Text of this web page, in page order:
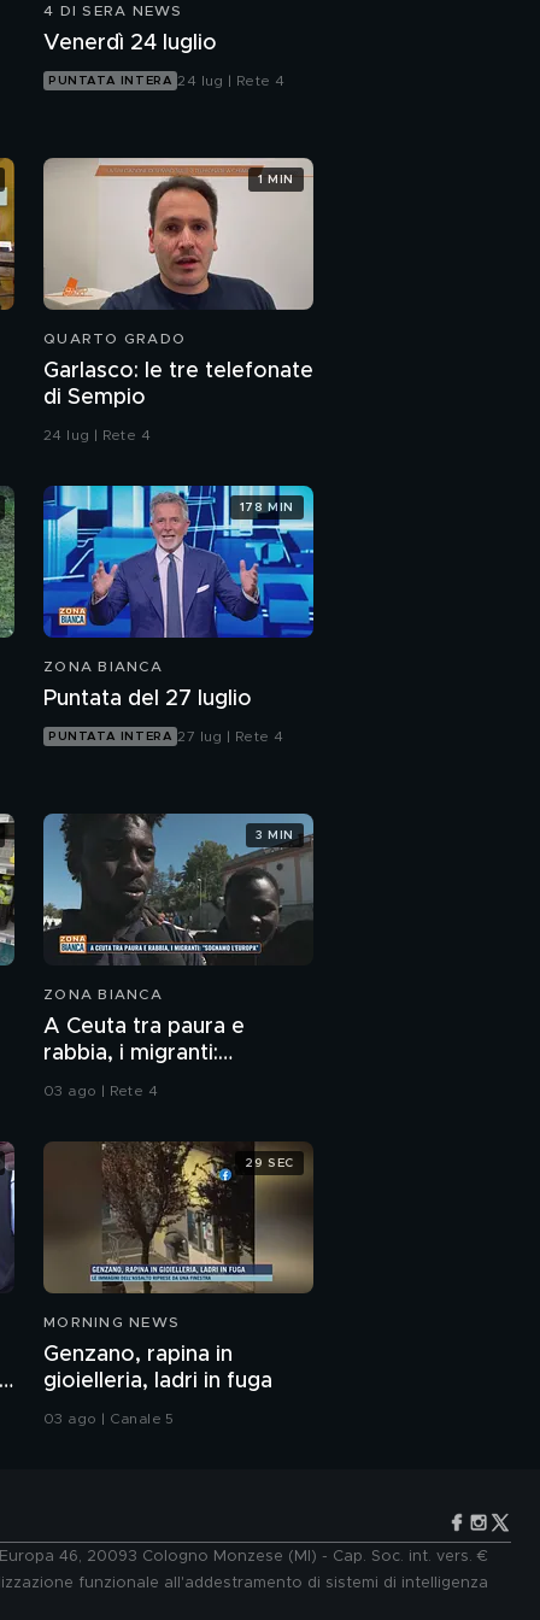
arrende e rilancia
della figlia?
"Vanina un vice
4 DI SERA NEWS
Venerdì 24 luglio
PUNTATA INTERA 24 lug | Rete 4
QUARTO GRADO
Garlasco: le tre telefonate
di Sempio
24 lug | Rete 4
1 MIN
ZONA BIANCA
Puntata del 27 luglio
PUNTATA INTERA 27 lug | Rete 4
178 MIN
ZONA BIANCA
A Ceuta tra paura e
rabbia, i migranti:
"Sognamo l'Europa"
03 ago | Rete 4
3 MIN
MORNING NEWS
Genzano, rapina in
gioielleria, ladri in fuga
03 ago | Canale 5
29 SEC
46, 20093 Cologno Monzese (MI) - Cap. Soc. int. vers. €
funzionale all'addestramento di sistemi di intelligenza